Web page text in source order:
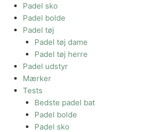
Padel sko
Padel bolde
Padel tøj
Padel tøj dame
Padel tøj herre
Padel udstyr
Mærker
Tests
Bedste padel bat
Padel bolde
Padel sko